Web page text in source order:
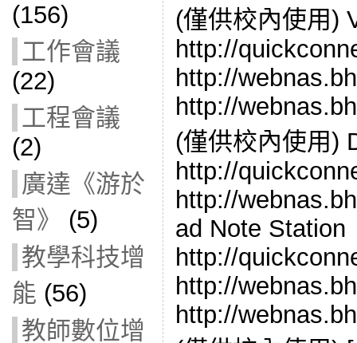
(156)
工作會議
(22)
工程會議
(2)
廣達《游於
智》
(5)
教學科技增
能 (56)
教師數位增
(僅供校內使用)
http://
http://
http://
(僅供校內使用)
http://
http://
ad Note Station
http://
http://
http://